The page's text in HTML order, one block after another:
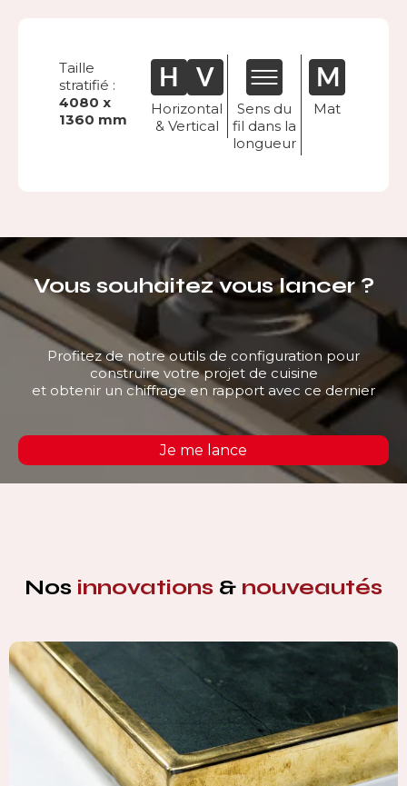
Taille
stratifié :
4080 x
1360 mm
Horizontal
& Vertical
Sens du
fil dans la
longueur
Mat
Vous souhaitez vous lancer ?
Profitez de notre outils de configuration pour
construire votre projet de cuisine
et obtenir un chiffrage en rapport avec ce dernier
Je me lance
Nos innovations & nouveautés